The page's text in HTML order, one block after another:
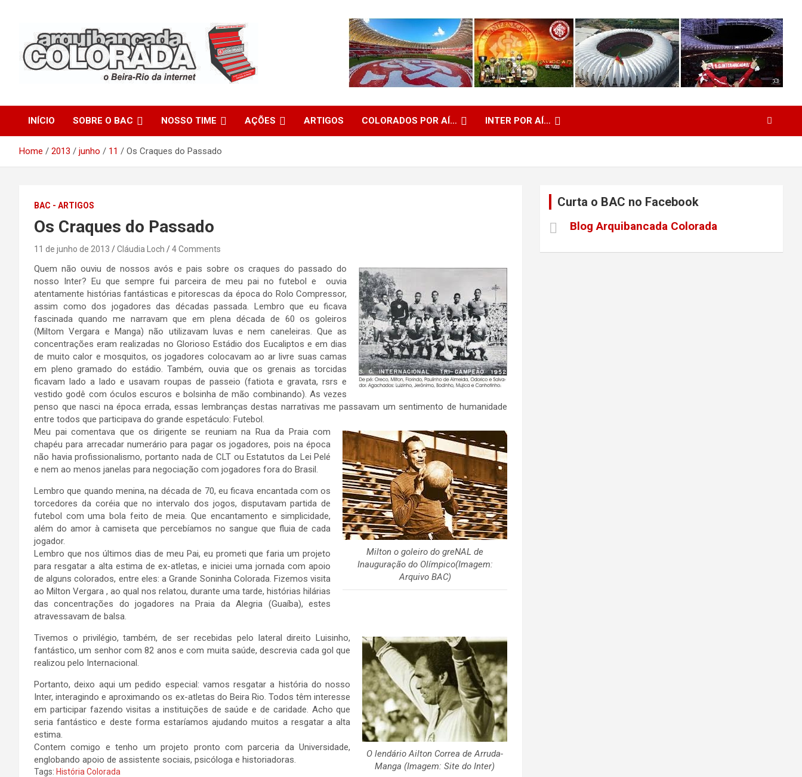
Arquibancada Colorada
INÍCIO SOBRE O BAC NOSSO TIME AÇÕES ARTIGOS COLORADOS POR AÍ… INTER POR AÍ…
Home 2013 junho 11 Os Craques do Passado
BAC - ARTIGOS
Os Craques do Passado
11 de junho de 2013 Cláudia Loch 4 Comments
Quem não ouviu de nossos avós e pais sobre os craques do passado do
nosso Inter? Eu que sempre fui parceira de meu pai no futebol e ouvia
atentamente histórias fantásticas e pitorescas da época do Rolo Compressor,
assim como dos jogadores das décadas passada. Lembro que eu ficava
fascinada quando me narravam que em plena década de 60 os goleiros
(Miltom Vergara e Manga) não utilizavam luvas e nem caneleiras. Que as
concentrações eram realizadas no Glorioso Estádio dos Eucaliptos e em dias
de muito calor e mosquitos, os jogadores colocavam ao ar livre suas camas
em pleno gramado do estádio. Também, ouvia que os grenais as torcidas
ficavam lado a lado e usavam roupas de passeio (fatiota e gravata, rsrs e
vestido godê com óculos escuros e bolsinha de mão combinando). As vezes
penso que nasci na época errada, essas lembranças destas narrativas me passavam um sentimento de humanidade
entre todos que participava do grande espetáculo: Futebol.
Milton o goleiro do greNAL de
Inauguração do Olímpico(Imagem:
Arquivo BAC)
Meu pai comentava que os dirigente se reuniam na Rua da Praia com
chapéu para arrecadar numerário para pagar os jogadores, pois na época
não havia profissionalismo, portanto nada de CLT ou Estatutos da Lei Pelé
e nem ao menos janelas para negociação com jogadores fora do Brasil.
Lembro que quando menina, na década de 70, eu ficava encantada com os
torcedores da coréia que no intervalo dos jogos, disputavam partida de
futebol com uma bola feito de meia. Que encantamento e simplicidade,
além do amor à camiseta que percebíamos no sangue que fluia de cada
jogador.
Lembro que nos últimos dias de meu Pai, eu prometi que faria um projeto
para resgatar a alta estima de ex-atletas, e iniciei uma jornada com apoio
de alguns colorados, entre eles: a Grande Soninha Colorada. Fizemos visita
ao Milton Vergara , ao qual nos relatou, durante uma tarde, histórias hilárias
das concentrações do jogadores na Praia da Alegria (Guaíba), estes
atravessavam de balsa.
O lendário Ailton Correa de Arruda-
Manga (Imagem: Site do Inter)
Tivemos o privilégio, também, de ser recebidas pelo lateral direito Luisinho,
fantástico, um senhor com 82 anos e com muita saúde, descrevia cada gol que
realizou pelo Internacional.
Portanto, deixo aqui um pedido especial: vamos resgatar a história do nosso
Inter, interagindo e aproximando os ex-atletas do Beira Rio. Todos têm interesse
em participar fazendo visitas a instituições de saúde e de caridade. Acho que
seria fantástico e deste forma estaríamos ajudando muitos a resgatar a alta
estima.
Contem comigo e tenho um projeto pronto com parceria da Universidade,
englobando apoio de assistente sociais, psicóloga e historiadoras.
Tags: História Colorada
Curta o BAC no Facebook
Blog Arquibancada Colorada